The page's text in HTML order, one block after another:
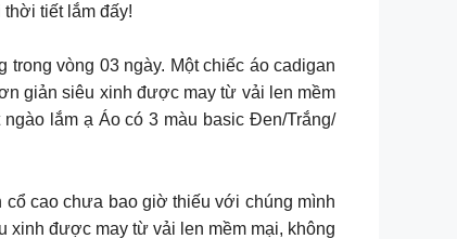
tiết lắm đấy!
vòng 03 ngày. Một chiếc áo cadigan
giản siêu xinh được may từ vải len mềm
lắm ạ Áo có 3 màu basic Đen/Trắng/
cao chưa bao giờ thiếu với chúng mình
xinh được may từ vải len mềm mại, không